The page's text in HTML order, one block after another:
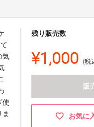
気
使
残り販売数
¥1,000 (税
販
お気に